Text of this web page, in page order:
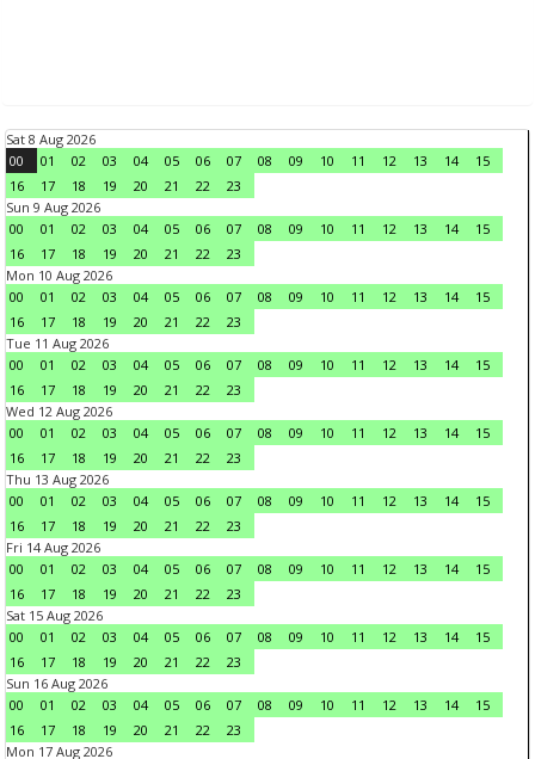
Sat 8 Aug 2026
00
01 02 03 04 05 06 07 08 09 10 11 12 13 14
15
16
17 18 19 20 21 22
23
Sun 9 Aug 2026
00
01 02 03 04 05 06 07 08 09 10 11 12 13 14
15
16
17 18 19 20 21 22
23
Mon 10 Aug 2026
00
01 02 03 04 05 06 07 08 09 10 11 12 13 14
15
16
17 18 19 20 21 22
23
Tue 11 Aug 2026
00
01 02 03 04 05 06 07 08 09 10 11 12 13 14
15
16
17 18 19 20 21 22
23
Wed 12 Aug 2026
00
01 02 03 04 05 06 07 08 09 10 11 12 13 14
15
16
17 18 19 20 21 22
23
Thu 13 Aug 2026
00
01 02 03 04 05 06 07 08 09 10 11 12 13 14
15
16
17 18 19 20 21 22
23
Fri 14 Aug 2026
00
01 02 03 04 05 06 07 08 09 10 11 12 13 14
15
16
17 18 19 20 21 22
23
Sat 15 Aug 2026
00
01 02 03 04 05 06 07 08 09 10 11 12 13 14
15
16
17 18 19 20 21 22
23
Sun 16 Aug 2026
00
01 02 03 04 05 06 07 08 09 10 11 12 13 14
15
16
17 18 19 20 21 22
23
Mon 17 Aug 2026